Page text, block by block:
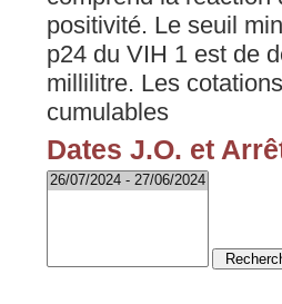
positivité. Le seuil
p24 du VIH 1 est de
millilitre. Les
cumulables
Dates J.O. et